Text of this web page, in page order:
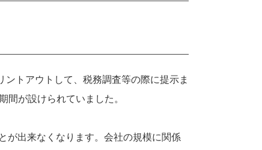
トアウトして、税務調査等の際に提示ま
間が設けられていました。
が出来なくなります。会社の規模に関係